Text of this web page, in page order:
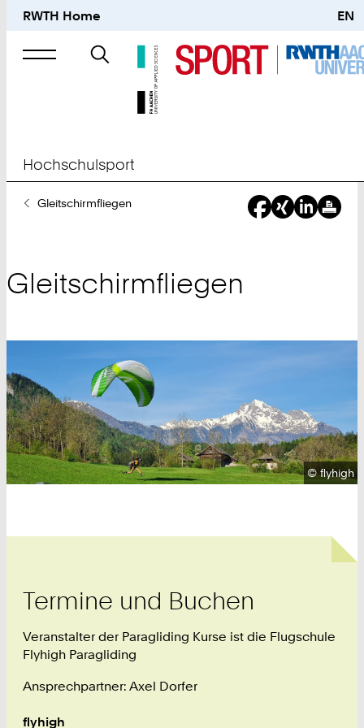
RWTH Home EN
Suche
nach
Hochschulsport
SieGleitschirmfliegen
Gleitschirmfliegen
©flyhigh
Termine und Buchen
Veranstalter der Paragliding Kurse ist die Flugschule
Flyhigh Paragliding
Ansprechpartner: Axel Dorfer
flyhigh